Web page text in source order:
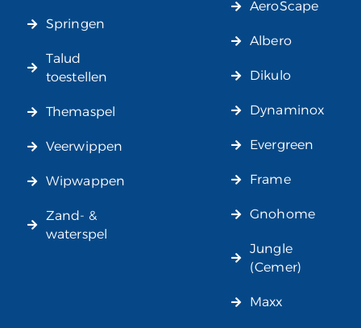
Springen
Talud
toestellen
Themaspel
Veerwippen
Wipwappen
Zand- &
waterspel
AeroScape
Albero
Dikulo
Dynaminox
Evergreen
Frame
Gnohome
Jungle
(Cemer)
Maxx